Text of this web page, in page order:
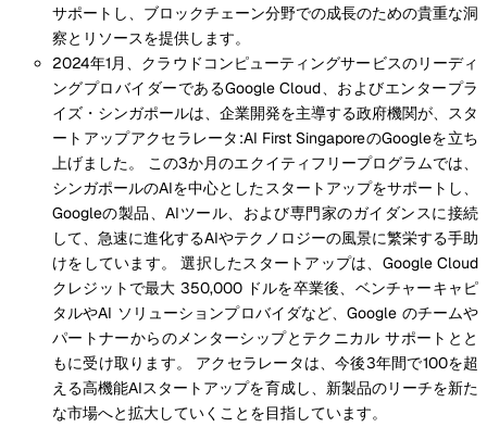
サポートし、ブロックチェーン分野での成長のための貴重な洞
察とリソースを提供します。
2024年1月、クラウドコンピューティングサービスのリーディ
ングプロバイダーであるGoogle Cloud、およびエンタープラ
イズ・シンガポールは、企業開発を主導する政府機関が、スタ
ートアップアクセラレータ:AI First SingaporeのGoogleを立ち
上げました。 この3か月のエクイティフリープログラムでは、
シンガポールのAIを中心としたスタートアップをサポートし、
Googleの製品、AIツール、および専門家のガイダンスに接続
して、急速に進化するAIやテクノロジーの風景に繁栄する手助
けをしています。 選択したスタートアップは、Google Cloud
クレジットで最大 350,000 ドルを卒業後、ベンチャーキャピ
タルやAI ソリューションプロバイダなど、Google のチームや
パートナーからのメンターシップとテクニカル サポートとと
もに受け取ります。 アクセラレータは、今後3年間で100を超
える高機能AIスタートアップを育成し、新製品のリーチを新た
な市場へと拡大していくことを目指しています。